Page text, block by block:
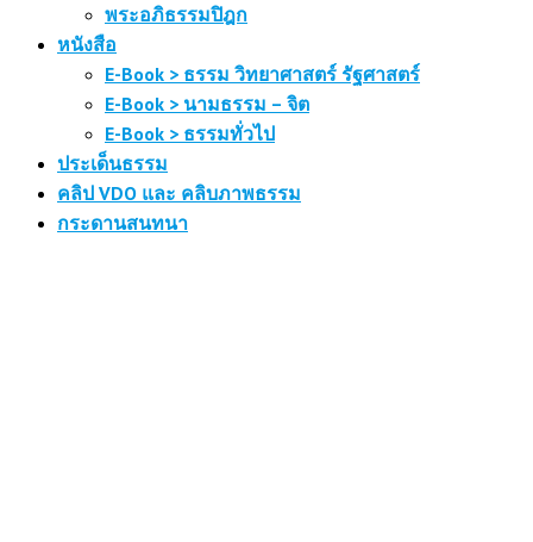
พระอภิธรรมปิฎก
หนังสือ
E-Book > ธรรม วิทยาศาสตร์ รัฐศาสตร์
E-Book > นามธรรม – จิต
E-Book > ธรรมทั่วไป
ประเด็นธรรม
คลิป VDO และ คลิบภาพธรรม
กระดานสนทนา